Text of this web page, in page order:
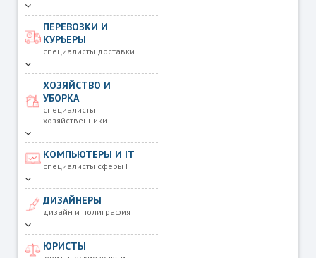
ПЕРЕВОЗКИ И
КУРЬЕРЫ
специалисты доставки
ХОЗЯЙСТВО И
УБОРКА
специалисты
хозяйственники
КОМПЬЮТЕРЫ И IT
специалисты сферы IT
ДИЗАЙНЕРЫ
дизайн и полиграфия
ЮРИСТЫ